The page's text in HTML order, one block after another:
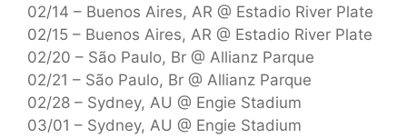
02/14 – Buenos Aires, AR @ Estadio River Plate
02/15 – Buenos Aires, AR @ Estadio River Plate
02/20 – São Paulo, Br @ Allianz Parque
02/21 – São Paulo, Br @ Allianz Parque
02/28 – Sydney, AU @ Engie Stadium
03/01 – Sydney, AU @ Engie Stadium